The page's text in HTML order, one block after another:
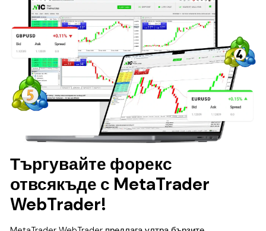
Търгувайте форекс
отвсякъде с MetaTrader
WebTrader!